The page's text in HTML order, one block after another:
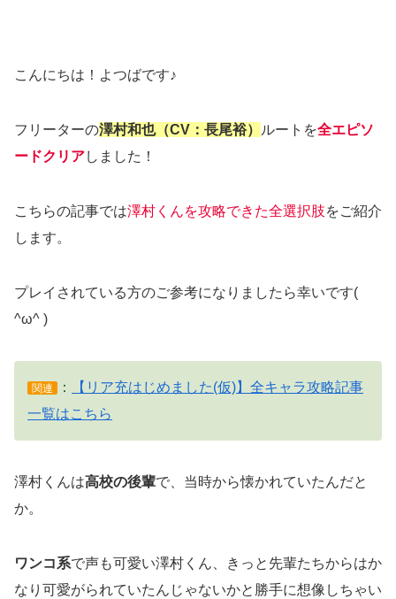
こんにちは！よつばです♪
フリーターの澤村和也（CV：長尾裕） ルートを全エピソ
ードクリアしました！
こちらの記事では澤村くんを攻略できた全選択肢をご紹介
します。
プレイされている方のご参考になりましたら幸いです(
^ω^ )
関連 ：
【リア充はじめました(仮)】全キャラ攻略記事
一覧はこちら
澤村くんは高校の後輩で、当時から懐かれていたんだと
か。
ワンコ系で声も可愛い澤村くん、きっと先輩たちからはか
なり可愛がられていたんじゃないかと勝手に想像しちゃい